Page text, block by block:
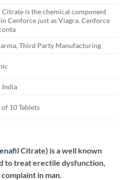
Citrate is the chemical component
Cenforce just as Viagra. Cenforce
Third Party Manufacturing
India
10 Tablets
Citrate) is a well known
to treat erectile dysfunction,
in man.